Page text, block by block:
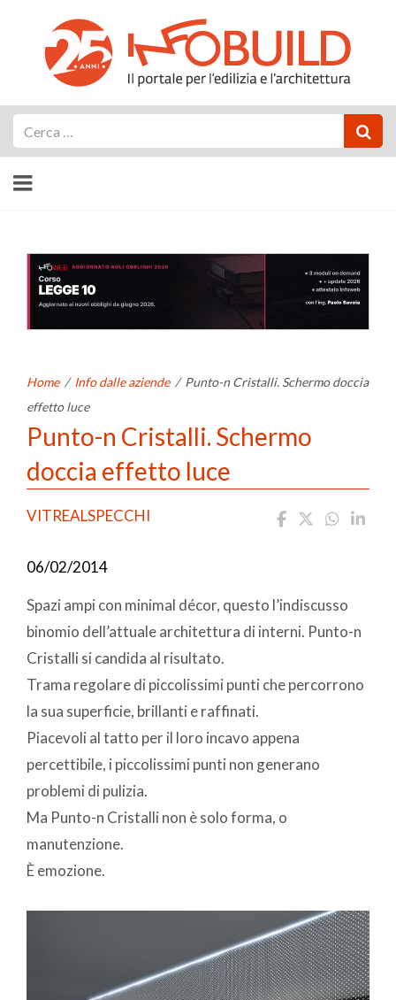
Home / Info dalle aziende / Punto-n Cristalli. Schermo doccia
effetto luce
Punto-n Cristalli. Schermo
doccia effetto luce
VITREALSPECCHI
06/02/2014
Spazi ampi con minimal décor, questo l’indiscusso
binomio dell’attuale architettura di interni. Punto-n
Cristalli si candida al risultato.
Trama regolare di piccolissimi punti che percorrono
la sua superficie, brillanti e raffinati.
Piacevoli al tatto per il loro incavo appena
percettibile, i piccolissimi punti non generano
problemi di pulizia.
Ma Punto-n Cristalli non è solo forma, o
manutenzione.
È emozione.